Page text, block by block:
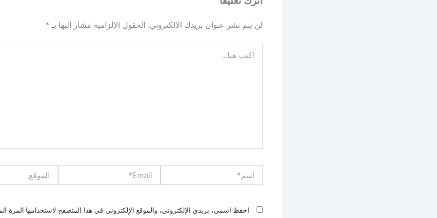
لن يتم نشر عنوان بريدك الإلكتروني. الحقول الإلزامية مشار إليها بـ *
هنا...
احفظ اسمي، بريدي الإلكتروني، والموقع الإلكتروني في هذا المتصفح لاستخدامها المرة